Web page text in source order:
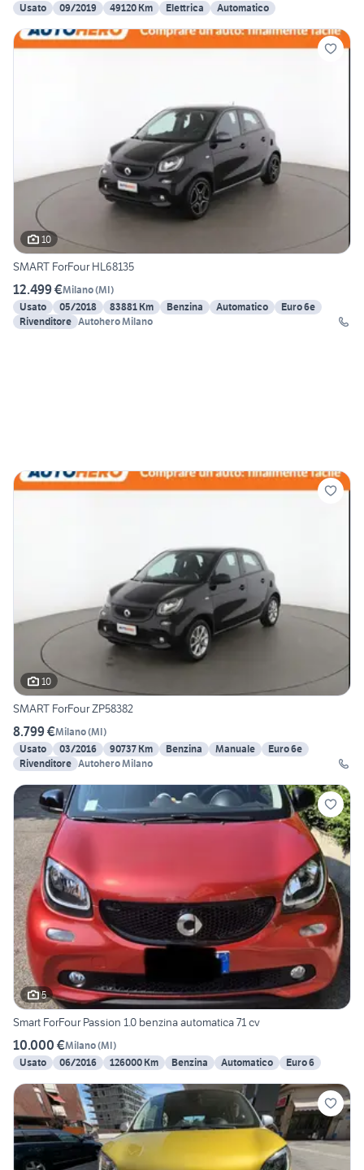
Usato
09/2019 49120 Km Elettrica Automatico
10
SMART ForFour HL68135
12.499 €Milano(MI)
Usato
05/2018 83881 Km Benzina Automatico
Euro 6e
Rivenditore Autohero Milano
10
SMART ForFour ZP58382
8.799 €Milano(MI)
Usato
03/2016 90737 Km Benzina Manuale
Euro 6e
Rivenditore Autohero Milano
5
Smart ForFour Passion 1.0 benzina automatica 71 cv
10.000 €Milano(MI)
Usato
06/2016 126000 Km Benzina Automatico Euro 6